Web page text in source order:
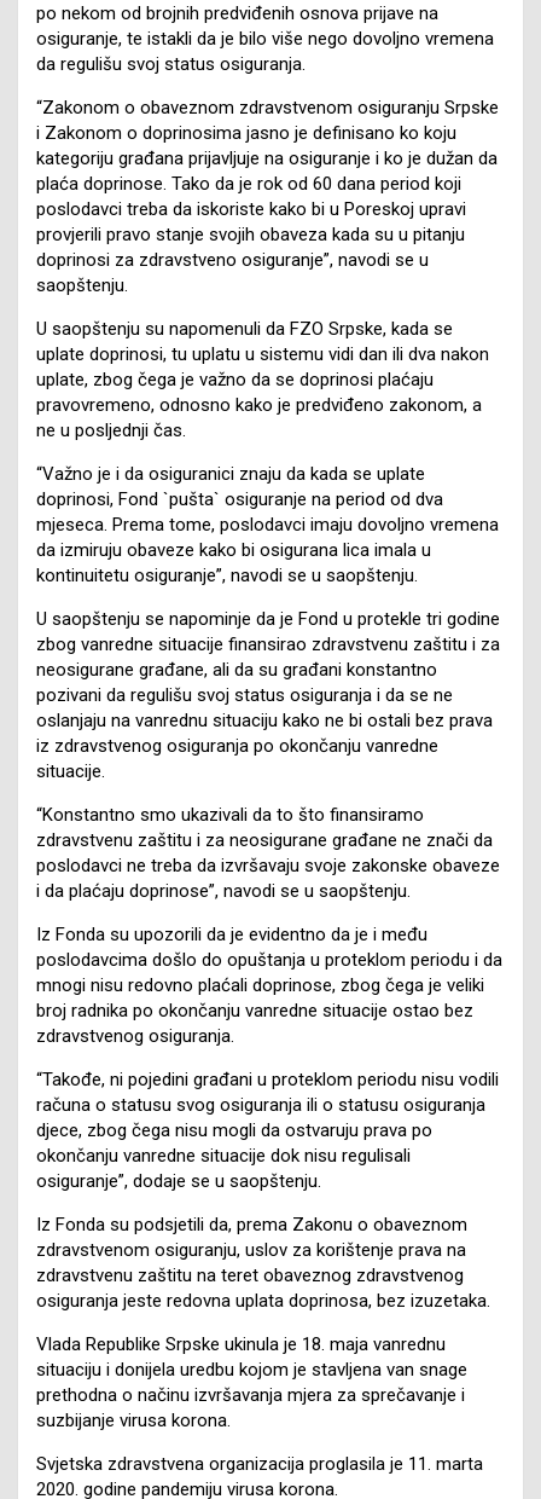
po nekom od brojnih predviđenih osnova prijave na
osiguranje, te istakli da je bilo više nego dovoljno vremena
da regulišu svoj status osiguranja.
“Zakonom o obaveznom zdravstvenom osiguranju Srpske
i Zakonom o doprinosima jasno je definisano ko koju
kategoriju građana prijavljuje na osiguranje i ko je dužan da
plaća doprinose. Tako da je rok od 60 dana period koji
poslodavci treba da iskoriste kako bi u Poreskoj upravi
provjerili pravo stanje svojih obaveza kada su u pitanju
doprinosi za zdravstveno osiguranje”, navodi se u
saopštenju.
U saopštenju su napomenuli da FZO Srpske, kada se
uplate doprinosi, tu uplatu u sistemu vidi dan ili dva nakon
uplate, zbog čega je važno da se doprinosi plaćaju
pravovremeno, odnosno kako je predviđeno zakonom, a
ne u posljednji čas.
“Važno je i da osiguranici znaju da kada se uplate
doprinosi, Fond `pušta` osiguranje na period od dva
mjeseca. Prema tome, poslodavci imaju dovoljno vremena
da izmiruju obaveze kako bi osigurana lica imala u
kontinuitetu osiguranje”, navodi se u saopštenju.
U saopštenju se napominje da je Fond u protekle tri godine
zbog vanredne situacije finansirao zdravstvenu zaštitu i za
neosigurane građane, ali da su građani konstantno
pozivani da regulišu svoj status osiguranja i da se ne
oslanjaju na vanrednu situaciju kako ne bi ostali bez prava
iz zdravstvenog osiguranja po okončanju vanredne
situacije.
“Konstantno smo ukazivali da to što finansiramo
zdravstvenu zaštitu i za neosigurane građane ne znači da
poslodavci ne treba da izvršavaju svoje zakonske obaveze
i da plaćaju doprinose”, navodi se u saopštenju.
Iz Fonda su upozorili da je evidentno da je i među
poslodavcima došlo do opuštanja u proteklom periodu i da
mnogi nisu redovno plaćali doprinose, zbog čega je veliki
broj radnika po okončanju vanredne situacije ostao bez
zdravstvenog osiguranja.
“Takođe, ni pojedini građani u proteklom periodu nisu vodili
računa o statusu svog osiguranja ili o statusu osiguranja
djece, zbog čega nisu mogli da ostvaruju prava po
okončanju vanredne situacije dok nisu regulisali
osiguranje”, dodaje se u saopštenju.
Iz Fonda su podsjetili da, prema Zakonu o obaveznom
zdravstvenom osiguranju, uslov za korištenje prava na
zdravstvenu zaštitu na teret obaveznog zdravstvenog
osiguranja jeste redovna uplata doprinosa, bez izuzetaka.
Vlada Republike Srpske ukinula je 18. maja vanrednu
situaciju i donijela uredbu kojom je stavljena van snage
prethodna o načinu izvršavanja mjera za sprečavanje i
suzbijanje virusa korona.
Svjetska zdravstvena organizacija proglasila je 11. marta
2020. godine pandemiju virusa korona.